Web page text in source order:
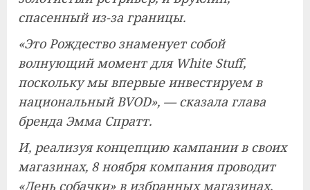
спасенный из-за границы.
«Это Рождество знаменует собой
волнующий момент для White Stuff,
поскольку мы впервые инвестируем в
национальный BVOD», — сказала глава
бренда Эмма Спратт.
И, реализуя концепцию кампании в своих
магазинах, 8 ноября компания проводит
«День собачки» в избранных магазинах,